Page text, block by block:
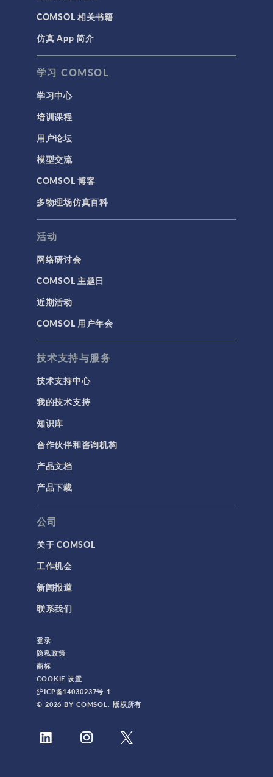
COMSOL 相关书籍
仿真 App 简介
学习 COMSOL
学习中心
培训课程
用户论坛
模型交流
COMSOL 博客
多物理场仿真百科
活动
网络研讨会
COMSOL 主题日
近期活动
COMSOL 用户年会
技术支持与服务
技术支持中心
我的技术支持
知识库
合作伙伴和咨询机构
产品文档
产品下载
公司
关于 COMSOL
工作机会
新闻报道
联系我们
登录
隐私政策
商标
COOKIE 设置
沪ICP备14030237号-1
© 2026 BY COMSOL. 版权所有